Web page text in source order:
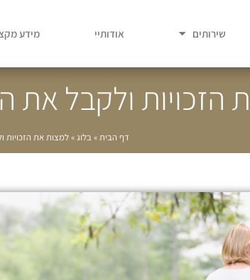
שירותים אודותיי מידע
הזכויות ולקבל
דף הבית»בלוג»למצות את הזכויות